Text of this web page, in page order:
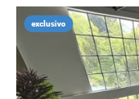
exclusivo